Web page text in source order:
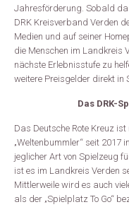
Jahresförderung. Sobald
DRK Kreisverband Verden
Medien und auf seiner
die Menschen im Landkreis
nächste Erlebnisstufe zu
weitere Preisgelder direkt in
Das DRK-
Das Deutsche Rote Kreuz
„Weltenbummler“ seit 2017
jeglicher Art von Spielzeug
ist es im Landkreis Verden
Mittlerweile wird es auch
als der „Spielplatz To Go“